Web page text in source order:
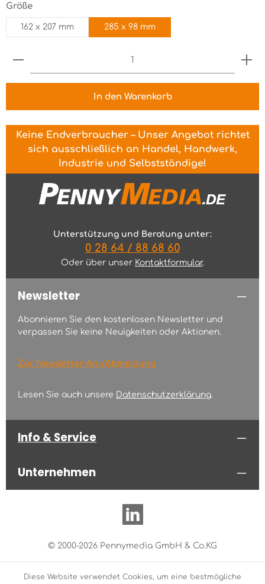
Größeauswählen
162 x 207 mm 285 x 98 mm
Produkt Anzahl: Gib den gewünschten Wert
In den Warenkorb
Keine Endverbraucher – Unser Angebot richtet
sich ausschließlich an Handel, Handwerk,
Industrie und Selbstständige!
Unterstützung und Beratung unter:
0 28 64 / 88 68 60
Oder über unser Kontaktformular.
Newsletter
Abonnieren Sie den kostenlosen Newsletter und
verpassen Sie keine Neuigkeiten oder Aktionen.
Zur Newsletter-An-/Abmeldung
Lesen Sie auch unsere Datenschutzerklärung.
Info & Service
Unternehmen
© 2000-2026 Pennymedia GmbH & Co.KG
Diese Website verwendet Cookies, um eine bestmögliche